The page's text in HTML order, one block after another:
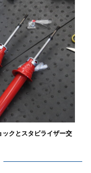
ックとスタビライザー交